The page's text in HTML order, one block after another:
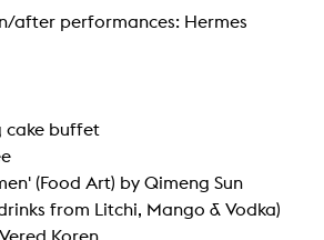
after performances: Hermes
cake buffet
(Food Art) by Qimeng Sun
from Litchi, Mango & Vodka)
Koren